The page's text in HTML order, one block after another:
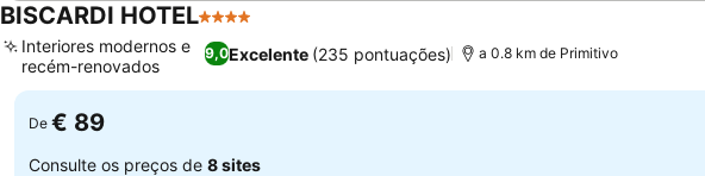
BISCARDI HOTEL4 Estrelas
9,0Excelente (235 pontuações)
Interiores modernos e
recém-renovados
a 0.8 km de Primitivo
De € 89
Consulte os preços de 8 sites